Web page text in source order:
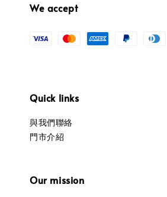
We accept
Quick links
與我們聯絡
門市介紹
Our mission